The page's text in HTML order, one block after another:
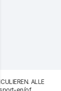
ALLE